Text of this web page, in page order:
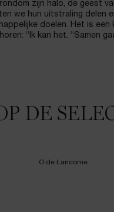
rondom zijn halo, de geest
we hun uitstraling delen
doelen. Het is
“Ik kan het. “Samen
DE